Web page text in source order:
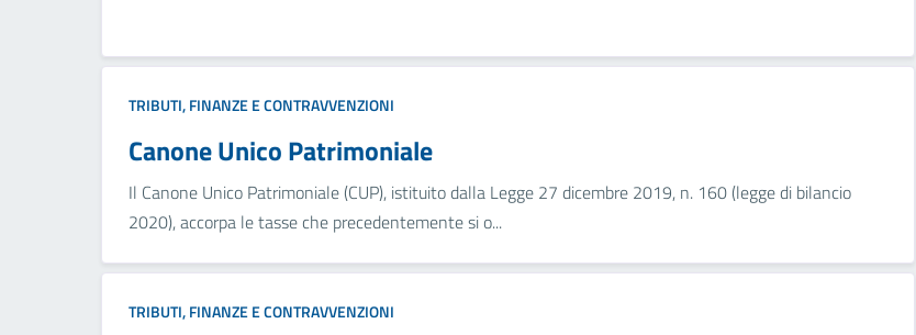
TRIBUTI, FINANZE E CONTRAVVENZIONI
Canone Unico Patrimoniale
Il Canone Unico Patrimoniale (CUP), istituito dalla Legge 27 dicembre 2019, n. 160 (legge di bilancio
2020), accorpa le tasse che precedentemente si o...
TRIBUTI, FINANZE E CONTRAVVENZIONI